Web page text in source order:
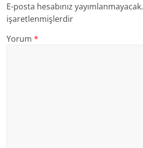
E-posta hesabınız yayımlanmayacak.
işaretlenmişlerdir
Yorum*